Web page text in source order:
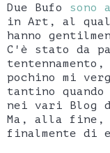
Due Bufo sono
in Art, al
hanno
C'è stato da
pochino mi
tantino
nei vari Blog
Ma, alla fine,
finalmente di